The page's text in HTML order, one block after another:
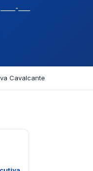
____
Cavalcante